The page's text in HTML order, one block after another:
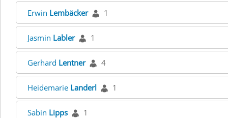
Erwin Lembäcker 1
Jasmin Labler 1
Gerhard Lentner 4
Heidemarie Landerl 1
Sabin Lipps 1